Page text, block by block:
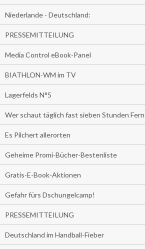
Niederlande - Deutschland:
PRESSEMITTEILUNG
Media Control eBook-Panel
BIATHLON-WM im TV
Lagerfelds N°5
Wer schaut täglich fast sieben Stunden
Es Pilchert allerorten
Geheime Promi-Bücher-Bestenliste
Gratis-E-Book-Aktionen
Gefahr fürs Dschungelcamp!
PRESSEMITTEILUNG
Deutschland im Handball-Fieber